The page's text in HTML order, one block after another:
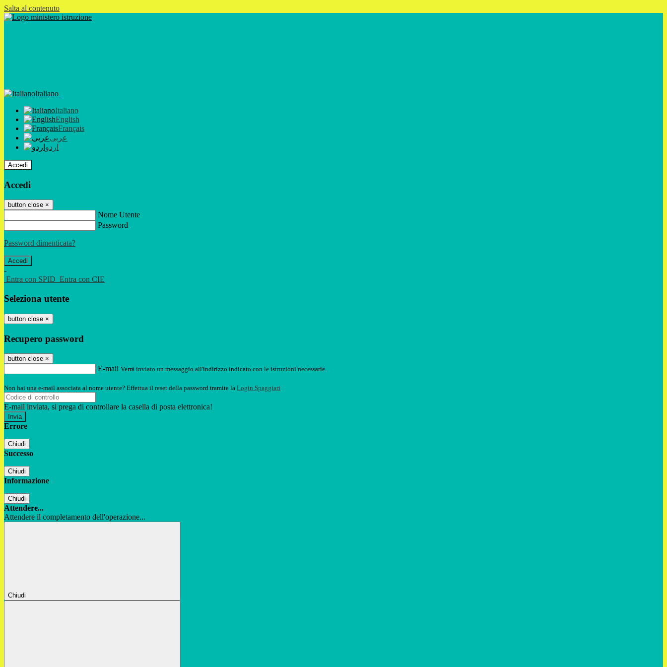
Salta al contenuto
Italiano
Italiano
English
Français
عربى
اردو
Accedi
Accedi
button close ×
Nome Utente
Password
Password dimenticata?
-
Entra con SPID Entra con CIE
Seleziona utente
button close ×
Recupero password
button close ×
E-mail Verrà inviato un messaggio all'indirizzo indicato con le istruzioni necessarie.
Non hai una e-mail associata al nome utente? Effettua il reset della password tramite la Login Spaggiari
E-mail inviata, si prega di controllare la casella di posta elettronica!
Errore
Chiudi
Successo
Chiudi
Informazione
Chiudi
Attendere...
Attendere il completamento dell'operazione...
Chiudi